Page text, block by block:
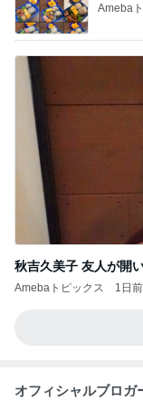
Ameba
秋吉久美子 友人が開
Amebaトピックス 1日前
オフィシャルブロガ